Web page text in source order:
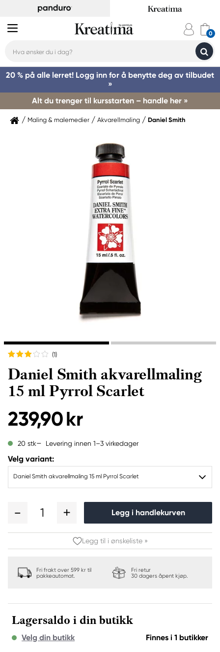
20 % på alle lerret! Logg inn for å benytte deg av tilbudet
»
Alt du trenger til kursstarten – handle her »
Maling & malemedier Akvarellmaling Daniel Smith
(1)
Daniel Smith akvarellmaling
15 ml Pyrrol Scarlet
239,90 kr
20 stk Levering innen 1–3 virkedager
Velg variant:
Daniel Smith akvarellmaling 15 ml Pyrrol Scarlet
1 Legg i handlekurven
Legg til i ønskeliste »
Fri frakt over 599 kr til
pakkeautomat.
Fri retur
30 dagers åpent kjøp.
Lagersaldo i din butikk
Velg din butikk Finnes i 1 butikker